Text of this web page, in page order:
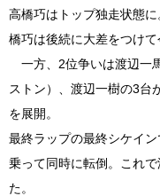
高橋巧はトップ独走状態
橋巧は後続に大差をつけて
一方、2位争いは渡辺一
ストン）、渡辺一樹の3台
を展開。
最終ラップの最終シケイ
乗って同時に転倒。これ
た。